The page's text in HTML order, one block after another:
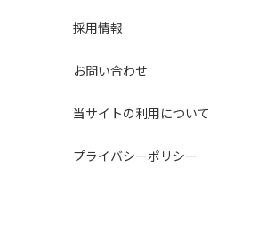
採用情報
お問い合わせ
当サイトの利用について
プライバシーポリシー